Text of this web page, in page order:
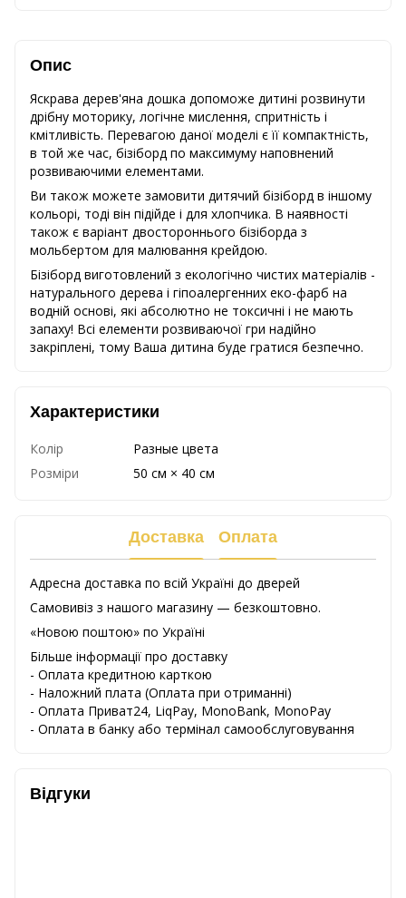
Опис
Яскрава дерев'яна дошка допоможе дитині розвинути
дрібну моторику, логічне мислення, спритність і
кмітливість. Перевагою даної моделі є її компактність,
в той же час, бізіборд по максимуму наповнений
розвиваючими елементами.
Ви також можете замовити дитячий бізіборд в іншому
кольорі, тоді він підійде і для хлопчика. В наявності
також є варіант двостороннього бізіборда з
мольбертом для малювання крейдою.
Бізіборд виготовлений з екологічно чистих матеріалів -
натурального дерева і гіпоалергенних еко-фарб на
водній основі, які абсолютно не токсичні і не мають
запаху! Всі елементи розвиваючої гри надійно
закріплені, тому Ваша дитина буде гратиcя безпечно.
Характеристики
Колір
Разные цвета
Розміри
50 см × 40 см
Доставка Оплата
Адресна доставка по всій Україні до дверей
Самовивіз з нашого магазину — безкоштовно.
«Новою поштою» по Україні
Більше інформації про доставку
- Оплата кредитною карткою
- Наложний плата (Оплата при отриманні)
- Оплата Приват24, LiqPay, MonoBank, MonoPay
- Оплата в банку або термінал самообслуговування
Відгуки